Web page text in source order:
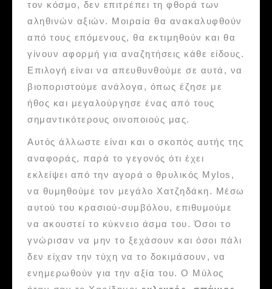
τον κόσμο, δεν επιτρέπει τη φθορά των
αληθινών αξιών. Μοιραία θα ανακαλυφθούν
από τους επόμενους, θα εκτιμηθούν και θα
γίνουν αφορμή για αναζητήσεις κάθε είδους.
Επιλογή είναι να απευθυνθούμε σε αυτά, να
βιοποριστούμε ανάλογα, όπως έζησε με
ήθος και μεγαλούργησε ένας από τους
σημαντικότερους οινοποιούς μας.
Αυτός άλλωστε είναι και ο σκοπός αυτής της
αναφοράς, παρά το γεγονός ότι έχει
εκλείψει από την αγορά ο θρυλικός Mylos,
να θυμηθούμε τον μεγάλο Χατζηδάκη. Μέσω
αυτού του κρασιού-συμβόλου, επιθυμούμε
να ακουστεί το κύκνειο άσμα του. Όσοι το
γνώρισαν να μην το ξεχάσουν και όσοι πάλι
δεν είχαν την τύχη να το δοκιμάσουν, να
ενημερωθούν για την αξία του. Ο Μύλος